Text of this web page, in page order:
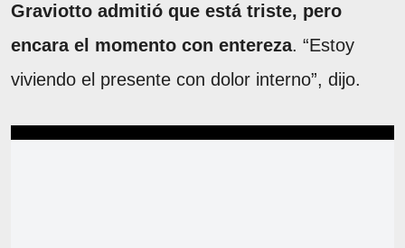
Graviotto admitió que está triste, pero
encara el momento con entereza. “Estoy
viviendo el presente con dolor interno”, dijo.